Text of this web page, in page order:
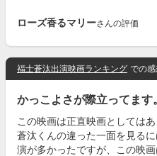
ローズ香るマリーさんの評価
福士蒼汰出演映画ランキング での
かっこよさが際立ってます
この映画は正直映画としては
蒼汰くんの違った一面を見る
演が多かったですが、この映